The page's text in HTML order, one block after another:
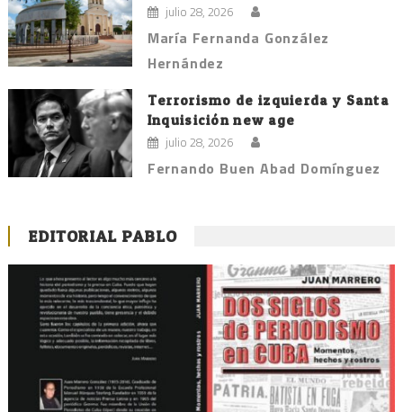
julio 28, 2026
María Fernanda González
Hernández
Terrorismo de izquierda y Santa
Inquisición new age
julio 28, 2026
Fernando Buen Abad Domínguez
EDITORIAL PABLO